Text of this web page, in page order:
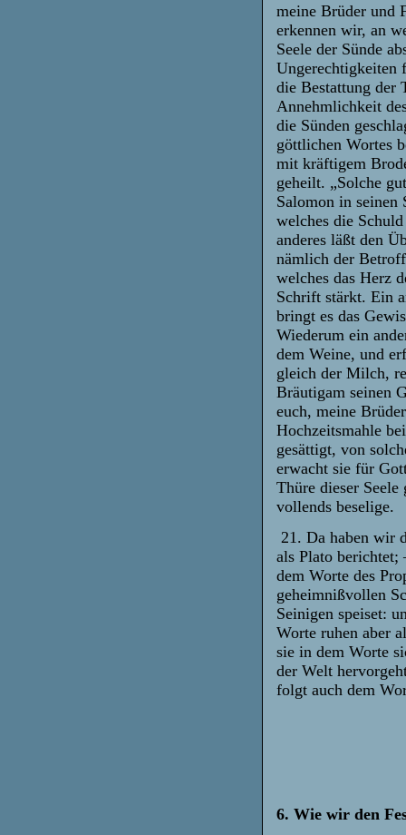
meine Brüder und
erkennen wir, an
Seele der Sünde
Ungerechtigkeiten
die Bestattung der
Annehmlichkeit
die Sünden
göttlichen Wortes
mit kräftigem
geheilt. „Solche
Salomon in seinen
welches die
anderes läßt den
nämlich der
welches das Herz
Schrift stärkt. Ein
bringt es das
Wiederum ein
dem Weine, und
gleich der Milch,
Bräutigam seinen
euch, meine
Hochzeitsmahle
gesättigt, von
erwacht sie für
Thüre dieser
vollends beselige.
21. Da haben wir
als Plato
dem Worte des
geheimnißvollen
Seinigen speiset:
Worte ruhen aber
sie in dem Worte
der Welt
folgt auch dem
6. Wie wir den